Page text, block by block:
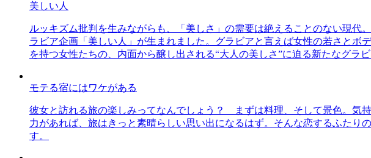
美しい人
ルッキズム批判を生みながらも、「美しさ」の需要は絶えることのない現
ラビア企画「美しい人」が生まれました。グラビアと言えば女性の若さとボ
を持つ女性たちの、内面から醸し出される“大人の美しさ”に迫る新たなグラビ
モテる宿にはワケがある
彼女と訪れる旅の楽しみってなんでしょう？ まずは料理、そして景色。気
力があれば、旅はきっと素晴らしい思い出になるはず。そんな恋するふたり
す。